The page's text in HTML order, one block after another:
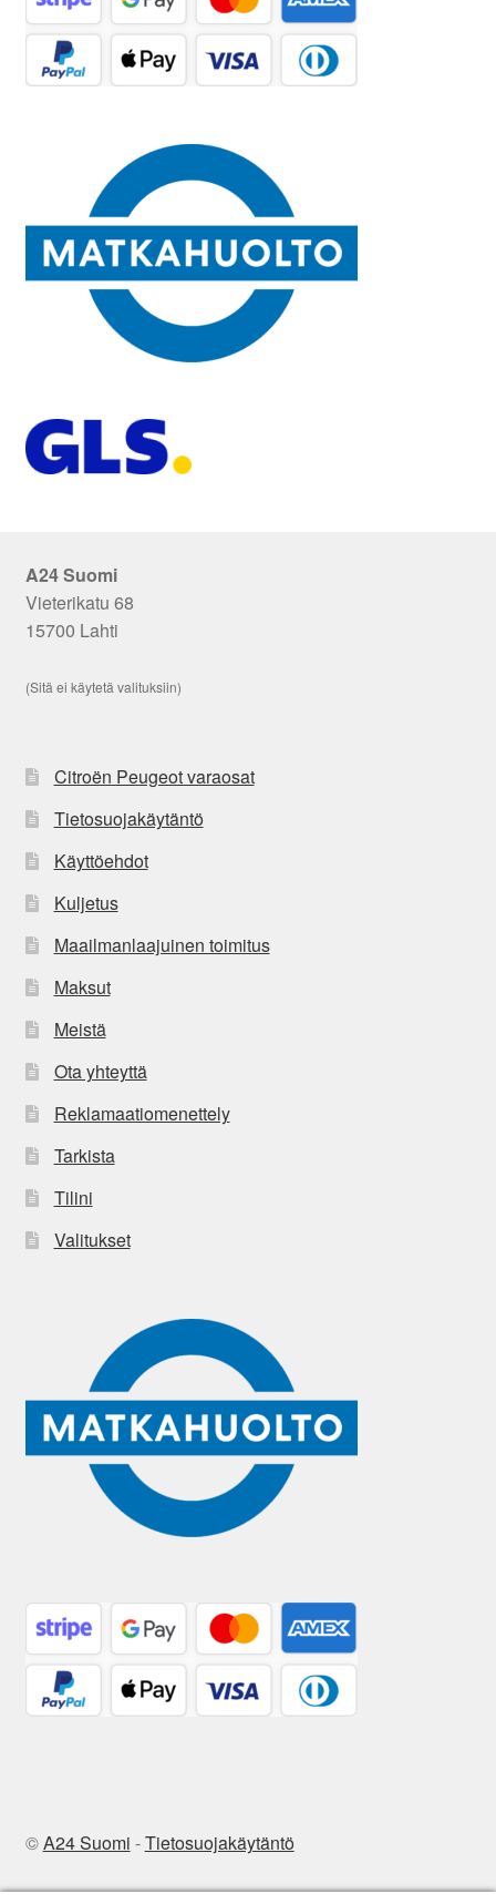
A24 Suomi
Vieterikatu 68
15700 Lahti
(Sitä ei käytetä valituksiin)
Citroën Peugeot varaosat
Tietosuojakäytäntö
Käyttöehdot
Kuljetus
Maailmanlaajuinen toimitus
Maksut
Meistä
Ota yhteyttä
Reklamaatiomenettely
Tarkista
Tilini
Valitukset
©A24 Suomi -Tietosuojakäytäntö